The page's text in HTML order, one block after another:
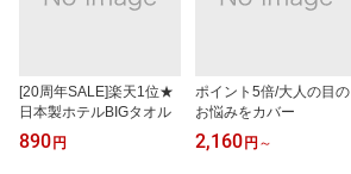
[20周年SALE]楽天1位★
日本製ホテルBIGタオル
890 円
ポイント5倍/大人の目の
お悩みをカバー
2,160 円 ～